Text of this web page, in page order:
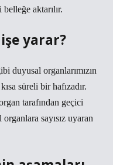
aktarılır.
yarar?
duyusal organlarımızın
süreli bir hafızadır.
tarafından geçici
sayısız uyaran